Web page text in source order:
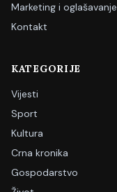
Marketing i oglašavanje
Kontakt
KATEGORIJE
Vijesti
Sport
Kultura
Crna kronika
Gospodarstvo